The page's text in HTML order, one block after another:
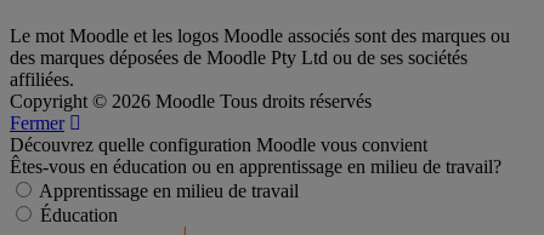
Le mot Moodle et les logos Moodle associés sont des marques ou
des marques déposées de Moodle Pty Ltd ou de ses sociétés
affiliées.
Copyright © 2026 Moodle Tous droits réservés
Fermer
Découvrez quelle configuration Moodle vous convient
Êtes-vous en éducation ou en apprentissage en milieu de travail?
Apprentissage en milieu de travail
Éducation